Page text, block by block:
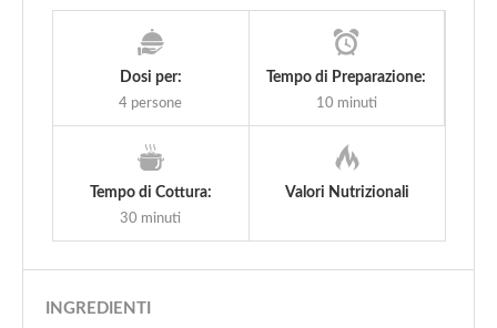
Dosi per:
4 persone
Tempo di Preparazione:
10 minuti
Tempo di Cottura:
30 minuti
Valori Nutrizionali
INGREDIENTI